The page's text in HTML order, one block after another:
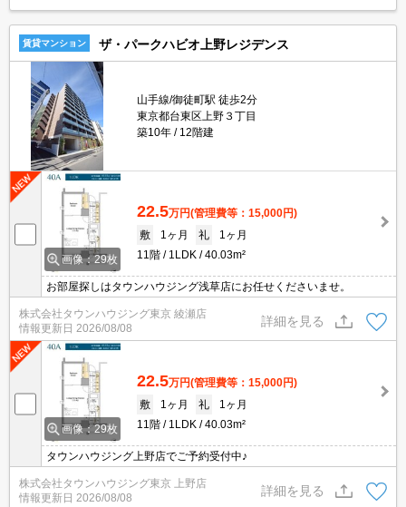
賃貸マンション ザ・パークハビオ上野レジデンス
山手線/御徒町駅 徒歩2分
東京都台東区上野３丁目
築10年
12階建
画像：29枚
22.5万円(管理費等：15,000円)
敷
1ヶ月 礼
1ヶ月
11階
1LDK 40.03m²
お部屋探しはタウンハウジング浅草店にお任せくださいませ。
株式会社タウンハウジング東京 綾瀬店
情報更新日 2026/08/08
詳細を見る
画像：29枚
22.5万円(管理費等：15,000円)
敷
1ヶ月 礼
1ヶ月
11階
1LDK 40.03m²
タウンハウジング上野店でご予約受付中♪
株式会社タウンハウジング東京 上野店
情報更新日 2026/08/08
詳細を見る